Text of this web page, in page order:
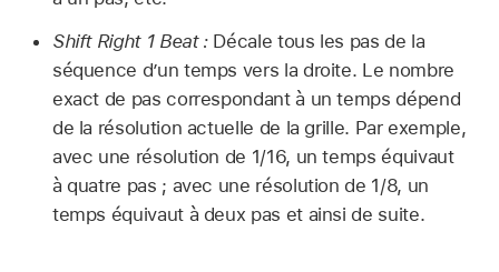
Shift Right 1 Beat :Décale tous les pas de la
séquence d’un temps vers la droite. Le nombre
exact de pas correspondant à un temps dépend
de la résolution actuelle de la grille. Par exemple,
avec une résolution de 1/16, un temps équivaut
à quatre pas ; avec une résolution de 1/8, un
temps équivaut à deux pas et ainsi de suite.